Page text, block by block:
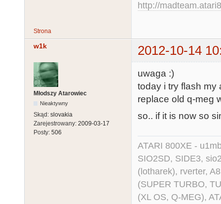
http://
Strona
w1k 2012-10-14
Młodszy Atarowiec
Nieaktywny
Skąd: slovakia
Zarejestrowany: 2009-03-17
Posty: 506
uwaga :)
today i try flash my
replace old q-meg
so.. if it is now so
ATARI 800XE -
SIO2SD, SIDE3,
(lotharek), rverter,
(SUPER TURBO,
(XL OS, Q-MEG),